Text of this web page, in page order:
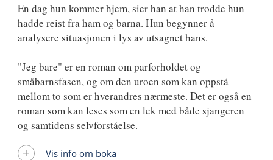
En dag hun kommer hjem, sier han at han trodde hun
hadde reist fra ham og barna. Hun begynner å
analysere situasjonen i lys av utsagnet hans.
"Jeg bare" er en roman om parforholdet og
småbarnsfasen, og om den uroen som kan oppstå
mellom to som er hverandres nærmeste. Det er også en
roman som kan leses som en lek med både sjangeren
og samtidens selvforståelse.
Vis info om boka